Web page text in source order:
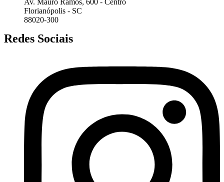
Florianópolis - SC
88020-300
Redes Sociais